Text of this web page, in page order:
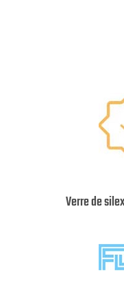
Verre de